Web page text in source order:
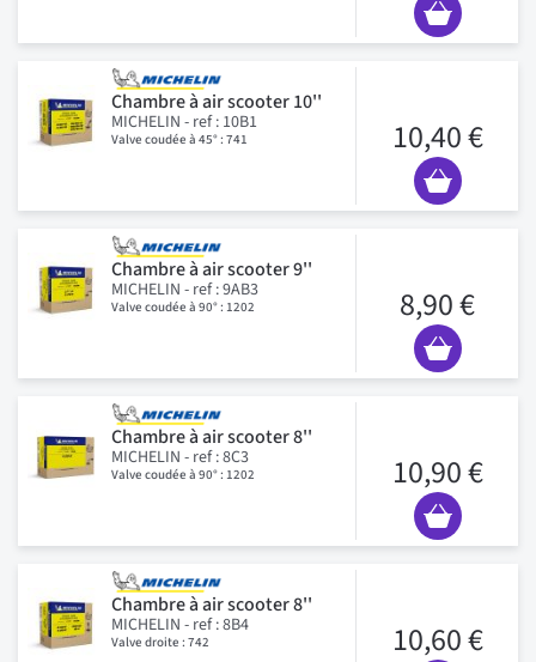
Chambre à air scooter 10''
MICHELIN - ref : 10B1
Valve coudée à 45° : 741 10,40 €
Chambre à air scooter 9''
MICHELIN - ref : 9AB3
Valve coudée à 90° : 1202 8,90 €
Chambre à air scooter 8''
MICHELIN - ref : 8C3
Valve coudée à 90° : 1202 10,90 €
Chambre à air scooter 8''
MICHELIN - ref : 8B4
Valve droite : 742 10,60 €